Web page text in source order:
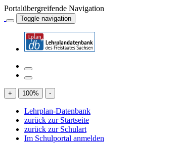
Portalübergreifende Navigation
Toggle navigation
+ 100% -
Lehrplan-Datenbank
zurück zur Startseite
zurück zur Schulart
Im Schulportal anmelden